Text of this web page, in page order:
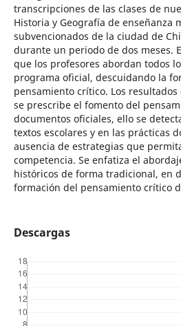
transcripciones de las clases de
Historia y Geografía de enseñanza
subvencionados de la ciudad de
durante un periodo de dos meses.
que los profesores abordan todos
programa oficial, descuidando la
pensamiento crítico. Los
se prescribe el fomento del
documentos oficiales, ello se
textos escolares y en las prácticas
ausencia de estrategias que
competencia. Se enfatiza el
históricos de forma tradicional, en
formación del pensamiento crítico
Descargas